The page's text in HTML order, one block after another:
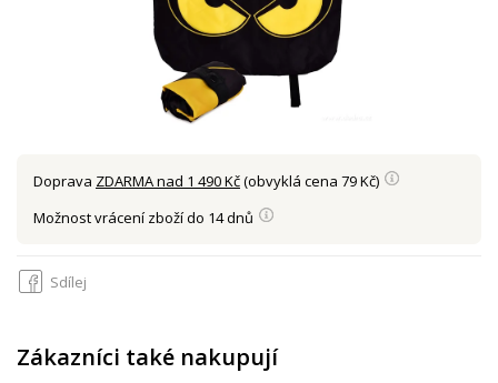
Doprava ZDARMA nad 1 490 Kč(obvyklá cena 79 Kč)
Možnost vrácení zboží do 14 dnů
Sdílej
Zákazníci také nakupují